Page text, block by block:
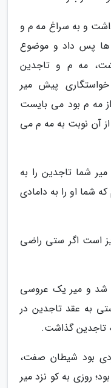
و به سراغ مه م و
ها پس داد و موضوع
مه م و تاجدین
خواستگاری پیش میر
مه م بود می بایست
آن نوبت به مه م می
شما تاجدین را به
شما او را به دامادی
است اگر ستی راضی
شد و میر یک عروسی
به عقد تاجدین در
تاجدین گذاشت.
بود شیطان صفت،
روزی به کو نزد میر